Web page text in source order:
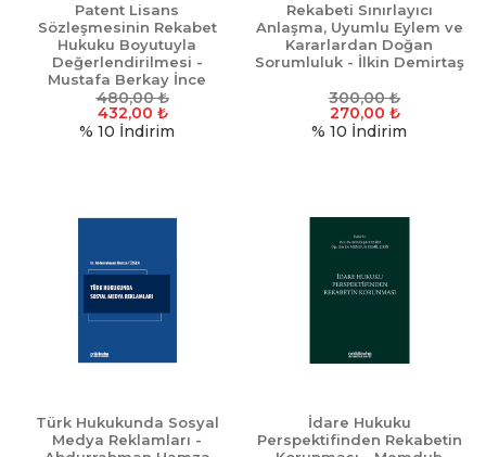
Patent Lisans
Sözleşmesinin Rekabet
Hukuku Boyutuyla
Değerlendirilmesi -
Mustafa Berkay İnce
480,00₺
432,00 ₺
% 10 İndirim
Rekabeti Sınırlayıcı
Anlaşma, Uyumlu Eylem ve
Kararlardan Doğan
Sorumluluk - İlkin Demirtaş
300,00₺
270,00 ₺
% 10 İndirim
Türk Hukukunda Sosyal
Medya Reklamları -
İdare Hukuku
Perspektifinden Rekabetin